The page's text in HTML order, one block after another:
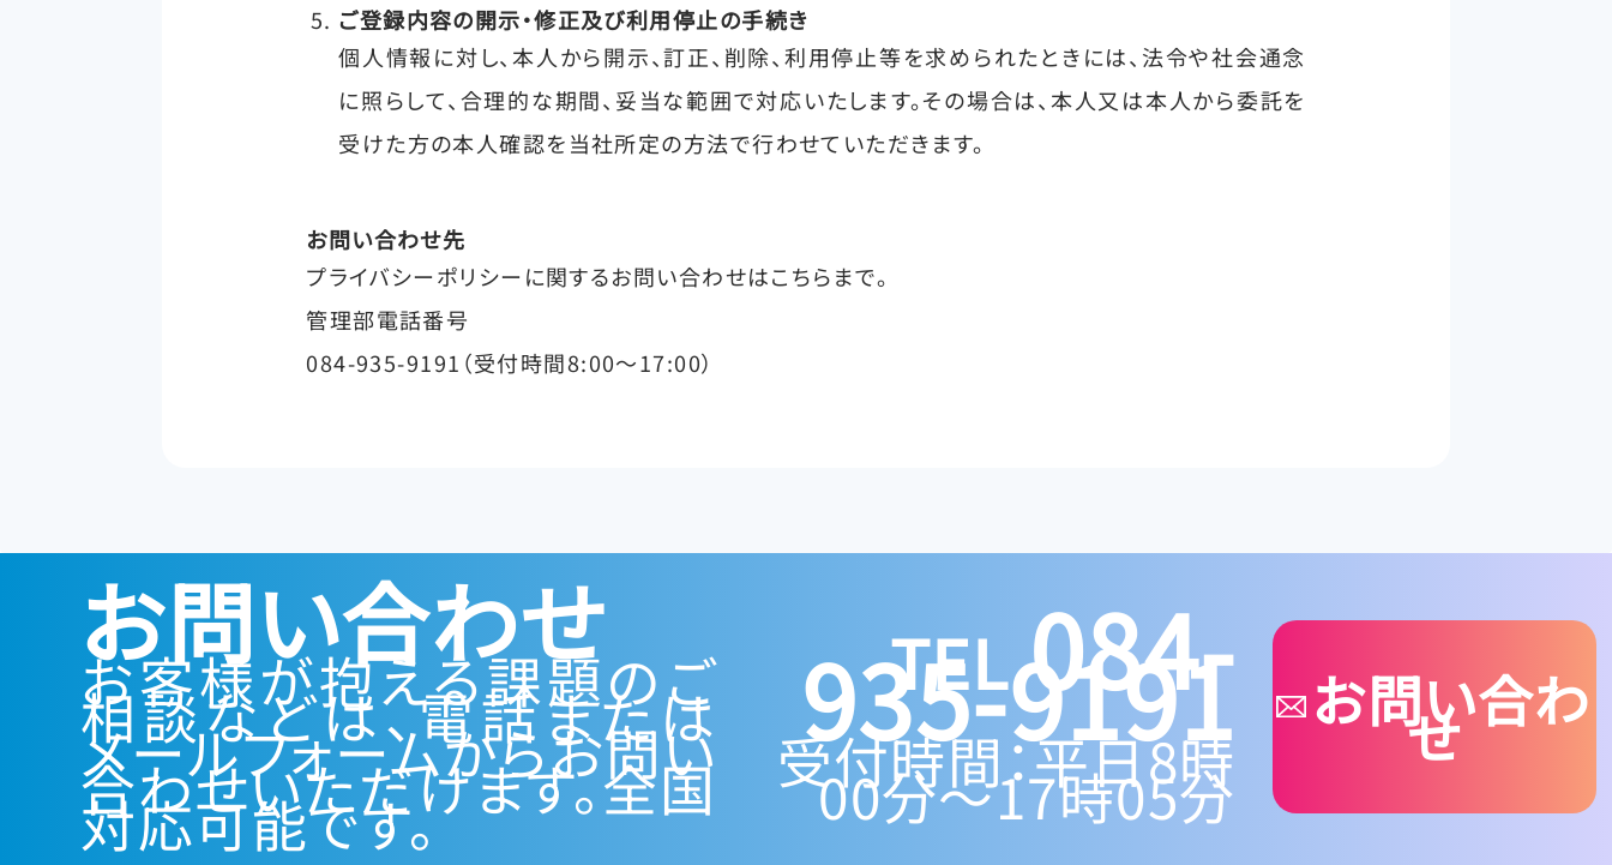
ご登録内容の開示・修正及び利用停止の手続き
個人情報に対し、本人から開示、訂正、削除、利用停止等を求められたときには、法令や社会通念
に照らして、合理的な期間、妥当な範囲で対応いたします。その場合は、本人又は本人から委託を
受けた方の本人確認を当社所定の方法で行わせていただきます。
お問い合わせ先
プライバシーポリシーに関するお問い合わせはこちらまで。
管理部電話番号
084-935-9191（受付時間8:00～17:00）
お問い合わせ
お客様が抱える課題のご
相談などは、電話または
メールフォームからお問い
合わせいただけます。全国
対応可能です。
TEL.084-
935-9191
受付時間：平日8時
00分～17時05分
お問い合わ
せ